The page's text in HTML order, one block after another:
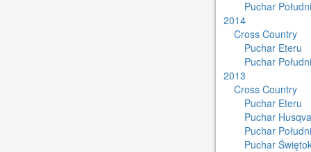
Puchar
2014
Cross Country
Puchar Eteru
Puchar
2013
Cross Country
Puchar Eteru
Puchar
Puchar
Puchar